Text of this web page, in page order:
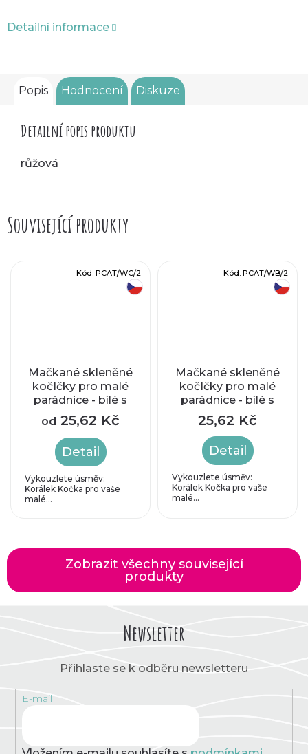
Detailní informace
Popis Hodnocení Diskuze
Detailní popis produktu
růžová
Související produkty
Mačkané skleněné
kočIčky pro malé
parádnice - bílé s
měděným
zatíráním
od 25,62 Kč
Detail
Vykouzlete úsměv:
Korálek Kočka pro vaše
malé...
Kód: PCAT/WC/2
Mačkané skleněné
kočIčky pro malé
parádnice - bílé s
modrým zatíráním
25,62 Kč
Detail
Vykouzlete úsměv:
Korálek Kočka pro vaše
malé...
Kód: PCAT/WB/2
Zobrazit všechny související
produkty
Newsletter
Přihlaste se k odběru newsletteru
E-mail